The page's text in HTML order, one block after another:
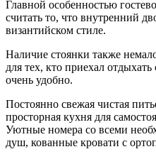
Главной особенностью
считать то, что внутренний
византийском стиле.
Наличие стоянки также
для тех, кто приехал
очень удобно.
Постоянно свежая чистая
просторная кухня для
Уютные номера со всеми
душ, кованные кровати с